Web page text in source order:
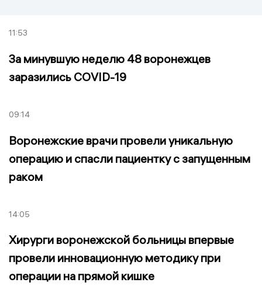
11:53
За минувшую неделю 48 воронежцев
заразились COVID-19
09:14
Воронежские врачи провели уникальную
операцию и спасли пациентку с запущенным
раком
14:05
Хирурги воронежской больницы впервые
провели инновационную методику при
операции на прямой кишке